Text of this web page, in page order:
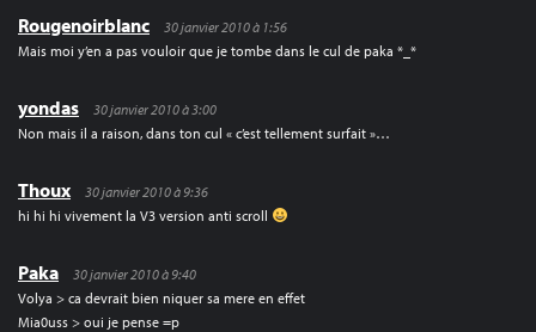
Rougenoirblanc
30 janvier 2010 à 1:56
Mais moi y’en a pas vouloir que je tombe dans le cul de paka *_*
yondas
30 janvier 2010 à 3:00
Non mais il a raison, dans ton cul « c’est tellement surfait »…
Thoux
30 janvier 2010 à 9:36
hi hi hi vivement la V3 version anti scroll
Paka
30 janvier 2010 à 9:40
Volya > ca devrait bien niquer sa mere en effet
Mia0uss > oui je pense =p